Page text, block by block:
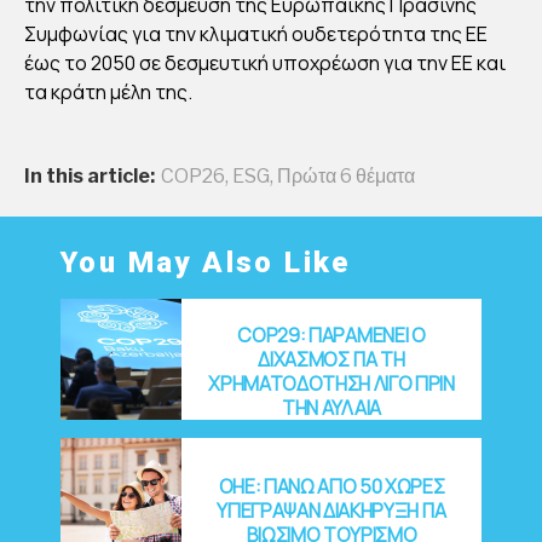
Συμφωνίας για την κλιματική ουδετερότητα της ΕΕ
έως το 2050 σε δεσμευτική υποχρέωση για την ΕΕ και
τα κράτη μέλη της.
In this article: COP26, ESG, Πρώτα 6 θέματα
You May Also Like
COP29: ΠΑΡΑΜΕΝΕΙ Ο
ΔΙΧΑΣΜΟΣ ΓΙΑ ΤΗ
ΧΡΗΜΑΤΟΔΟΤΗΣΗ ΛΙΓΟ ΠΡΙΝ
ΤΗΝ ΑΥΛΑΙΑ
OHE: ΠΑΝΩ ΑΠΟ 50 ΧΩΡΕΣ
ΥΠΕΓΡΑΨΑΝ ΔΙΑΚΗΡΥΞΗ ΓΙΑ
ΒΙΩΣΙΜΟ ΤΟΥΡΙΣΜΟ